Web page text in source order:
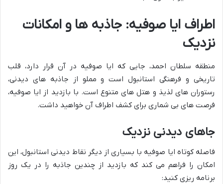
اطراف ایا صوفیه: جاذبه ها و امکانات
نزدیک
منطقه سلطان احمد، جایی که ایا صوفیه در آن قرار دارد، قلب
تاریخی و فرهنگی استانبول است و مملو از جاذبه های دیدنی،
رستوران های لذیذ و هتل های متنوع است. با بازدید از ایا صوفیه،
فرصت های بی شماری برای کشف اطراف آن خواهید داشت.
جاهای دیدنی نزدیک
فاصله کوتاه ایا صوفیه با بسیاری از دیگر نقاط دیدنی استانبول، این
امکان را فراهم می کند که بازدید از چندین جاذبه را در یک روز
برنامه ریزی کنید: